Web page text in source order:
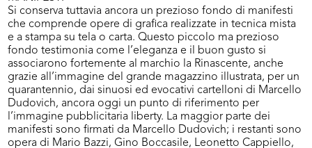
Si conserva tuttavia ancora un prezioso fondo di manifesti
che comprende opere di grafica realizzate in tecnica mista
e a stampa su tela o carta. Questo piccolo ma prezioso
fondo testimonia come l’eleganza e il buon gusto si
associarono fortemente al marchio la Rinascente, anche
grazie all’immagine del grande magazzino illustrata, per un
quarantennio, dai sinuosi ed evocativi cartelloni di Marcello
Dudovich, ancora oggi un punto di riferimento per
l’immagine pubblicitaria liberty. La maggior parte dei
manifesti sono firmati da Marcello Dudovich; i restanti sono
opera di Mario Bazzi, Gino Boccasile, Leonetto Cappiello,